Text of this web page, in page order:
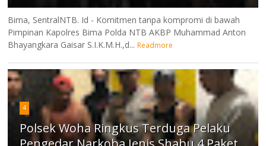
Bima, SentralNTB. Id - Komitmen tanpa kompromi di bawah
Pimpinan Kapolres Bima Polda NTB AKBP Muhammad Anton
Bhayangkara Gaisar S.I.K.M.H.,d... Readmore
4
Polsek Woha Ringkus Terduga Pelaku